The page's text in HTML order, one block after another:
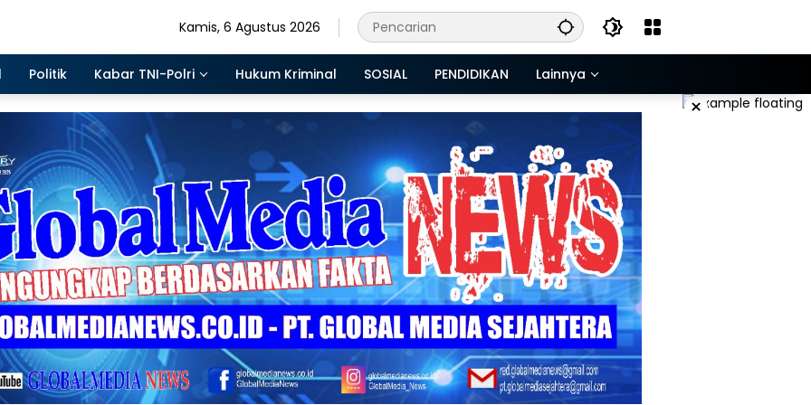
Kamis, 6 Agustus 2026
Politik Kabar TNI-Polri Hukum Kriminal SOSIAL PENDIDIKAN Lainnya
×